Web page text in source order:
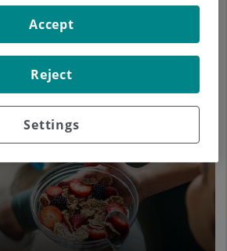
cada paciente. Asimismo, facilitamos
al alta con la participación de los
Settings
Reject
Accept